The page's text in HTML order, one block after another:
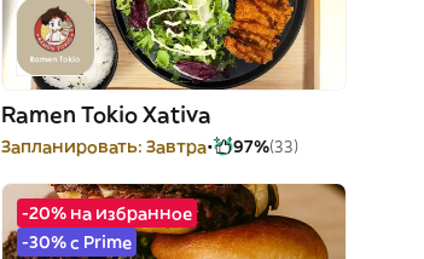
Ramen Tokio Xativa
Запланировать: Завтра 97%(33)
-20% на избранное
-30% с Prime